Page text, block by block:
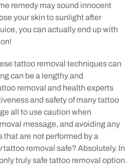
remedy may sound innocent
your skin to sunlight after
you can actually end up with
tattoo removal techniques can
can be a lengthy and
removal and health experts
and safety of many tattoo
all to use caution when
message, and avoiding any
that are not performed by a
tattoo removal safe? Absolutely. In
truly safe tattoo removal option.